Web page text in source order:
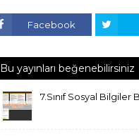
Facebook
Bu yayınları beğenebilirsiniz
7.Sınıf Sosyal